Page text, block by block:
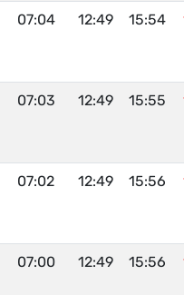
07:04 12:49 15:54
07:03 12:49 15:55
07:02 12:49 15:56
07:00 12:49 15:56